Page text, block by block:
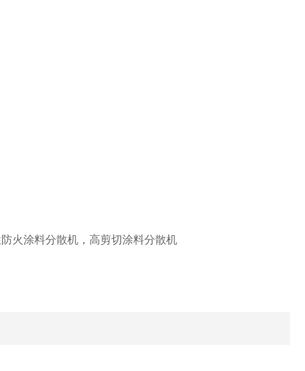
火涂料分散机，高剪切涂料分散机